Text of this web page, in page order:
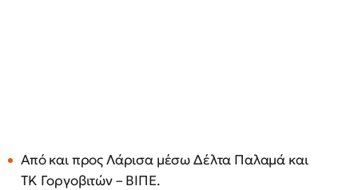
Από και προς Λάρισα μέσω Δέλτα Παλαμά και
ΤΚ Γοργοβιτών – ΒΙΠΕ.